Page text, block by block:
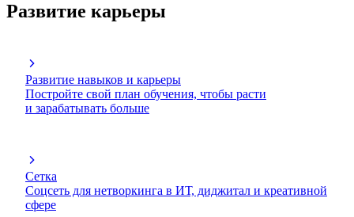
Развитие карьеры
Развитие навыков и карьеры
Постройте свой план обучения, чтобы расти
и зарабатывать больше
Сетка
Соцсеть для нетворкинга в ИТ, диджитал и креативной
сфере